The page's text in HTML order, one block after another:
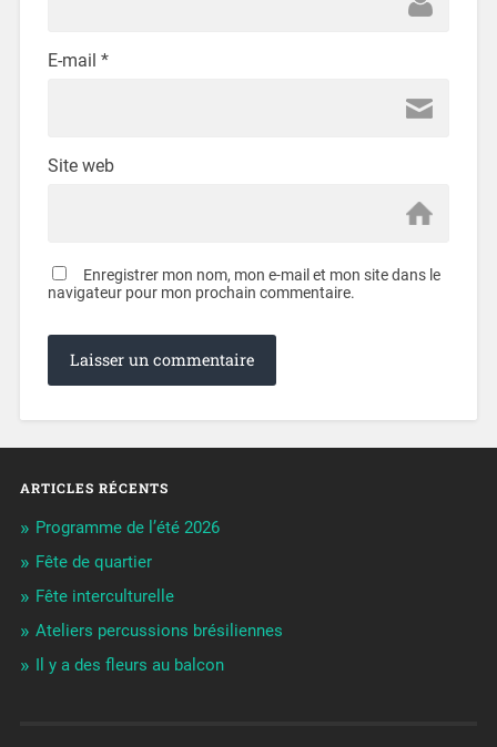
E-mail *
Site web
Enregistrer mon nom, mon e-mail et mon site dans le
navigateur pour mon prochain commentaire.
ARTICLES RÉCENTS
Programme de l’été 2026
Fête de quartier
Fête interculturelle
Ateliers percussions brésiliennes
Il y a des fleurs au balcon